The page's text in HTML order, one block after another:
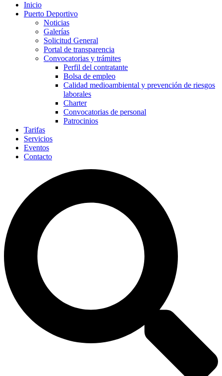
Inicio
Puerto Deportivo
Noticias
Galerías
Solicitud General
Portal de transparencia
Convocatorias y trámites
Perfil del contratante
Bolsa de empleo
Calidad medioambiental y prevención de riesgos
laborales
Charter
Convocatorias de personal
Patrocinios
Tarifas
Servicios
Eventos
Contacto